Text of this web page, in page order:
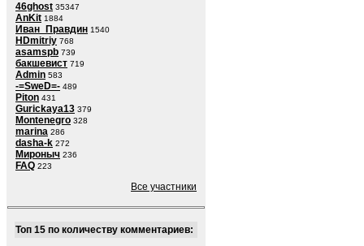
46ghost 35347
AnKit 1884
Иван_Правдин 1540
HDmitriy 768
asamspb 739
бакшевист 719
Admin 583
-=SweD=- 489
Piton 431
Gurickaya13 379
Montenegro 328
marina 286
dasha-k 272
Мироныч 236
FAQ 223
Все участники
Топ 15 по количеству комментариев: